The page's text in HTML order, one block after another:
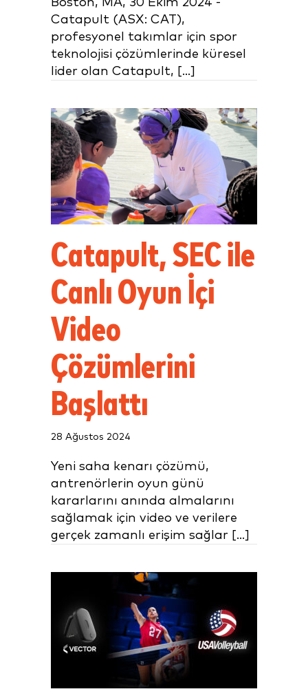
Catapult (ASX: CAT),
profesyonel takımlar için spor
teknolojisi çözümlerinde küresel
lider olan Catapult, [...]
Catapult, SEC ile
Canlı Oyun İçi
Video
Çözümlerini
Başlattı
28 Ağustos 2024
Yeni saha kenarı çözümü,
antrenörlerin oyun günü
kararlarını anında almalarını
sağlamak için video ve verilere
gerçek zamanlı erişim sağlar [...]